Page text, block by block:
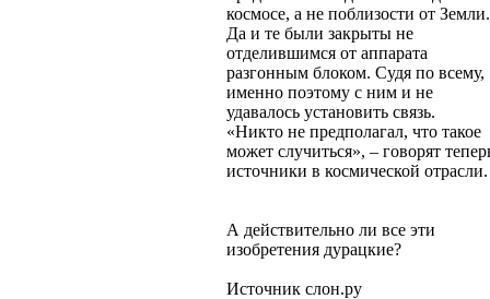
космосе, а не поблизости от Земли.
Да и те были закрыты не
отделившимся от аппарата
разгонным блоком. Судя по всему,
именно поэтому с ним и не
удавалось установить связь.
«Никто не предполагал, что такое
может случиться», – говорят
источники в космической отрасли.
А действительно ли все эти
изобретения дурацкие?
Источник слон.ру